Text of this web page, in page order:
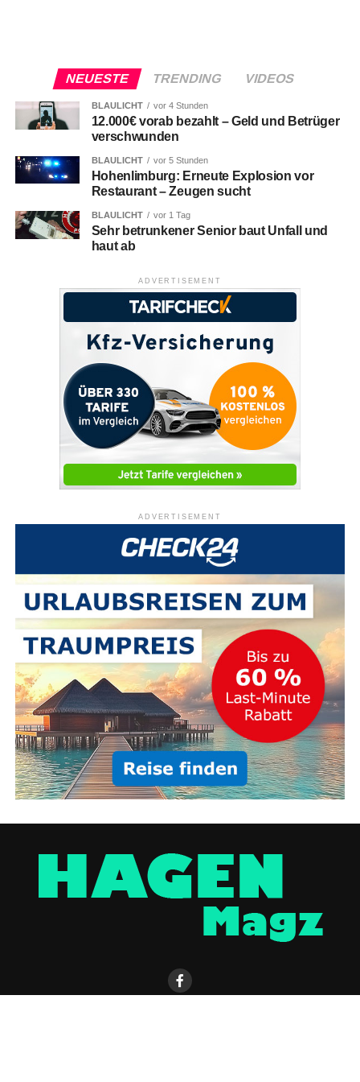
NEUESTE TRENDING VIDEOS
BLAULICHT vor 4 Stunden
12.000€ vorab bezahlt – Geld und Betrüger
verschwunden
BLAULICHT vor 5 Stunden
Hohenlimburg: Erneute Explosion vor
Restaurant – Zeugen sucht
BLAULICHT vor 1 Tag
Sehr betrunkener Senior baut Unfall und
haut ab
ADVERTISEMENT
ADVERTISEMENT